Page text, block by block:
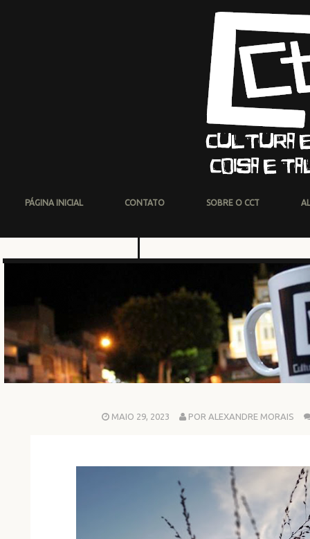
PÁGINA INICIAL CONTATO SOBRE O CCT
MAIO 29, 2023 POR ALEXANDRE MORAIS